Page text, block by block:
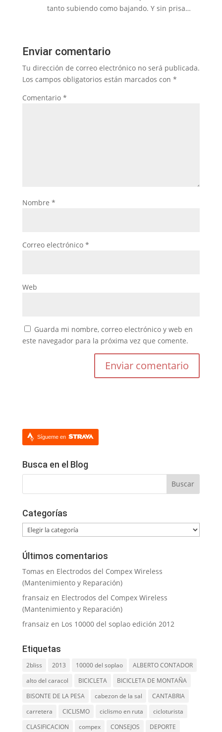
tanto subiendo como bajando. Y sin prisa…
Enviar comentario
Tu dirección de correo electrónico no será publicada.
Los campos obligatorios están marcados con *
Comentario *
Nombre *
Correo electrónico *
Web
Guarda mi nombre, correo electrónico y web en
este navegador para la próxima vez que comente.
Sígueme en
Busca en el Blog
Categorías
Categorías
Últimos comentarios
Tomas en Electrodos del Compex Wireless
(Mantenimiento y Reparación)
fransaiz en Electrodos del Compex Wireless
(Mantenimiento y Reparación)
fransaiz en Los 10000 del soplao edición 2012
Etiquetas
2bliss 2013 10000 del soplao
ALBERTO CONTADOR
alto del caracol
BICICLETA
BICICLETA DE MONTAÑA
BISONTE DE LA PESA
cabezon de la sal
CANTABRIA
carretera
CICLISMO ciclismo en ruta
cicloturista
CLASIFICACION
compex CONSEJOS DEPORTE